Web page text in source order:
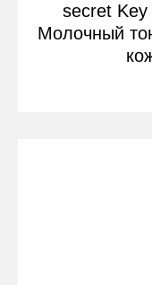
secret Key
Молочный